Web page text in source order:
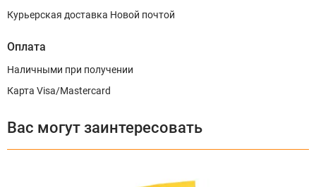
Курьерская доставка Новой почтой
Оплата
Наличными при получении
Карта Visa/Mastercard
Вас могут заинтересовать